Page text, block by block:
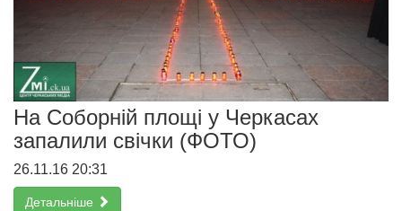
На Соборній площі у Черкасах
запалили свічки (ФОТО)
26.11.16 20:31
Детальніше